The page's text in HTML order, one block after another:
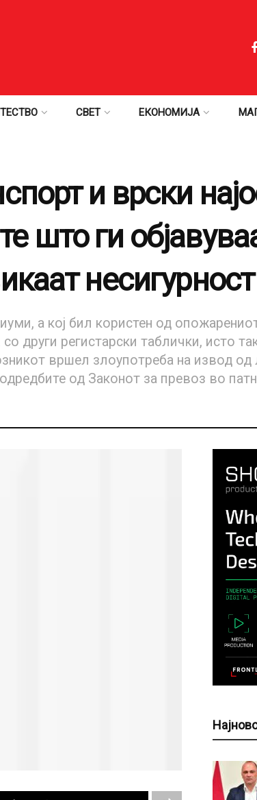
СВЕТ ЕКОНОМИЈА
и врски
што ги
а кој бил користен од
други регистарски таблички, исто
вршел злоупотреба на извод
од Законот за превоз во